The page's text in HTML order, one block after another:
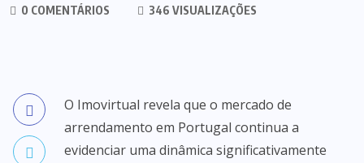
0 COMENTÁRIOS
346 VISUALIZAÇÕES
O Imovirtual revela que o mercado de
arrendamento em Portugal continua a
evidenciar uma dinâmica significativamente